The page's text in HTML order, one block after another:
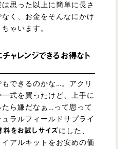
思った以上に簡単に長さ
く、お金をそんなにかけ
ゃいます。
ャレンジできるお得なト
もできるのかな…。アクリ
式を買ったけど、上手に
ら嫌だなぁ…って思って
ラルフィールドサプライ
料をお試しサイズ にした、
アルキットをお安めの価